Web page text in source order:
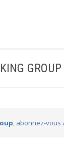
GROUP
, abonnez-vous